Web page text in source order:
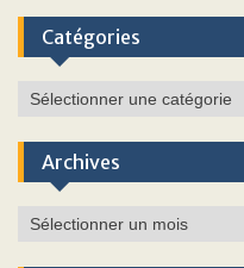
Catégories
Catégories
Archives
Archives